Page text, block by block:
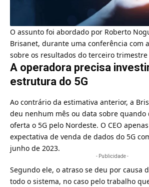
O assunto foi abordado por Roberto
Brisanet, durante uma conferência com
sobre os resultados do terceiro trimestre
A operadora precisa
estrutura do 5G
Ao contrário da estimativa anterior, a
deu nenhum mês ou data sobre quando
oferta o 5G pelo Nordeste. O CEO
expectativa de venda de dados do 5G
junho de 2023.
- Publicidade -
Segundo ele, o atraso se deu por causa
todo o sistema, no caso pelo trabalho